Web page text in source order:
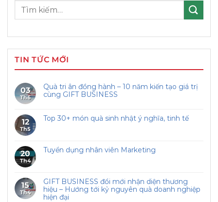
Tìm
TIN TỨC MỚI
03
Th6
Quà tri ân đồng hành – 10 năm kiến tạo giá trị
cùng GIFT BUSINESS
12
Th5
Top 30+ món quà sinh nhật ý nghĩa, tinh tế
20
Th4
Tuyển dụng nhân viên Marketing
15
Th4
GIFT BUSINESS đổi mới nhận diện thương
hiệu – Hướng tới kỷ nguyên quà doanh nghiệp
hiện đại